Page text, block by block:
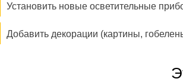
Установить новые осветительные
Добавить декорации (картины,